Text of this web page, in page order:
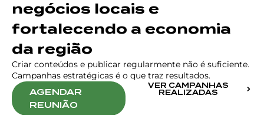
negócios locais e
fortalecendo a economia
da região
Criar conteúdos e publicar regularmente não é suficiente.
Campanhas estratégicas é o que traz resultados.
AGENDAR
REUNIÃO
VER CAMPANHAS
REALIZADAS